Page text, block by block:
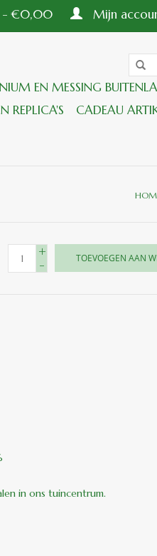
- €0,00 Mijn
EN MESSING
REPLICA'S
CADEAU
+
-
TOEVOEGEN AAN
in ons tuincentrum.